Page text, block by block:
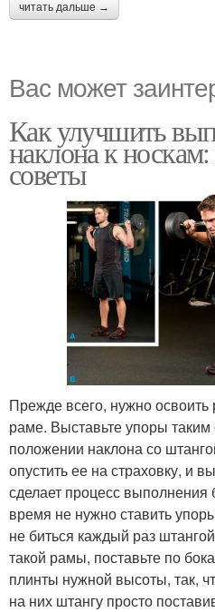
читать дальше →
Вас может
Как улучшить
наклона к
советы
Прежде всего, нужно освоить
раме. Выставьте упоры
положении наклона со
опустить ее на страховку, и
сделает процесс
время не нужно ставить
не биться каждый раз
такой рамы, поставьте по
плинты нужной высоты, так,
на них штангу просто